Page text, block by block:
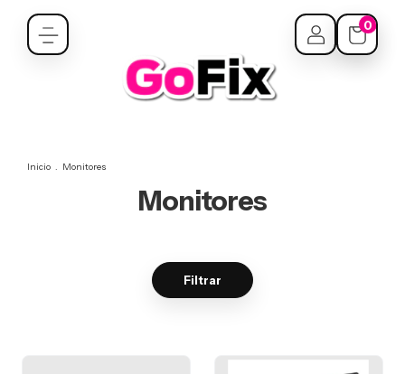
0
Inicio . Monitores
Monitores
Filtrar